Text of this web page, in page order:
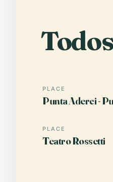
PLACE
Punta Aderci -
PLACE
Teatro Rossetti